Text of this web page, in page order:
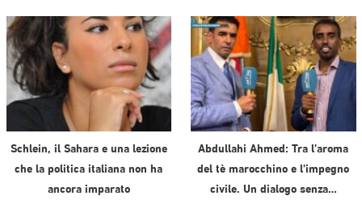
Schlein, il Sahara e una lezione
che la politica italiana non ha
ancora imparato
Abdullahi Ahmed: Tra l’aroma
del tè marocchino e l’impegno
civile. Un dialogo senza…